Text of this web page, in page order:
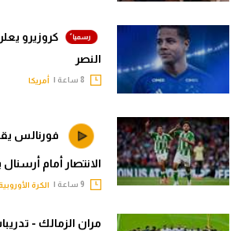
كروزيرو
النصر
أمريكا
فورنالس
الانتصار أمام أرسنال
الكرة
مران الزمالك -